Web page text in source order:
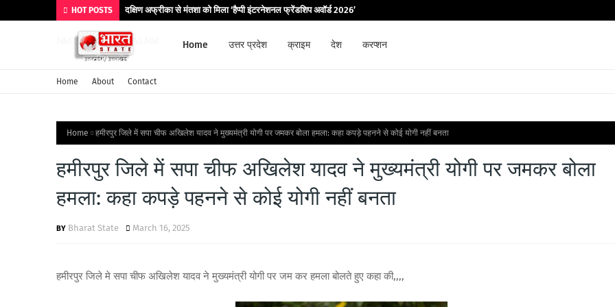
HOT POSTS दक्षिण अफ्रीका से मंतशा को मिला ‘हैप्पी इंटरनेशनल फ्रेंडशिप अवॉर्ड 2026’
Home उत्तर प्रदेश क्राइम देश करप्शन
Home About Contact
Home हमीरपुर जिले में सपा चीफ अखिलेश यादव ने मुख्यमंत्री योगी पर जमकर बोला हमला: कहा कपड़े पहनने से कोई योगी नहीं बनता
हमीरपुर जिले में सपा चीफ अखिलेश यादव ने मुख्यमंत्री योगी पर जमकर बोला
हमला: कहा कपड़े पहनने से कोई योगी नहीं बनता
Bharat State March 16, 2025
हमीरपुर जिले मे सपा चीफ अखिलेश यादव ने मुख्यमंत्री योगी पर जम कर हमला बोलते हुए कहा की,,,,